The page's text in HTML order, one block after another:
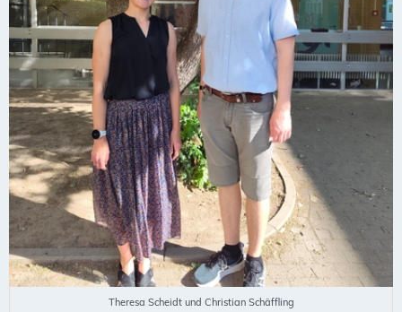
Theresa Scheidt und Christian Schäffling